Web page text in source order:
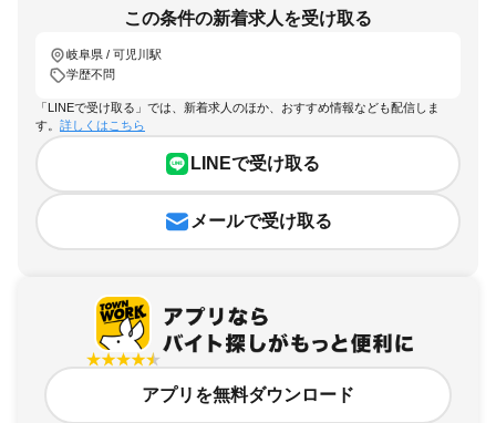
この条件の新着求人を受け取る
岐阜県 / 可児川駅
学歴不問
「LINEで受け取る」では、新着求人のほか、おすすめ情報なども配信しま
す。 詳しくはこちら
LINEで受け取る
メールで受け取る
アプリを無料ダウンロード